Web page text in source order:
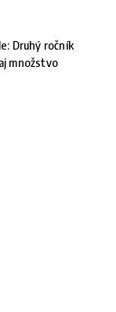
Druhý ročník
množstvo